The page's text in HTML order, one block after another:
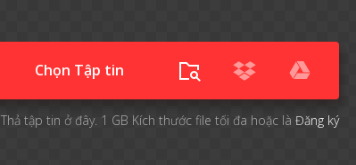
Chọn Tập tin
Thả tập tin ở đây. 1 GB Kích thước file tối đa hoặc là Đăng ký